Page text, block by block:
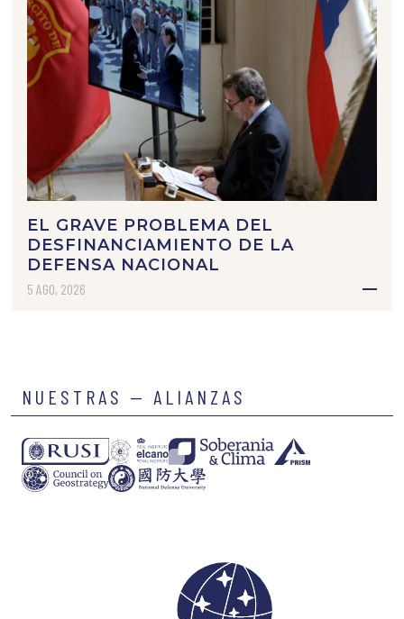
EL GRAVE PROBLEMA DEL
DESFINANCIAMIENTO DE LA
DEFENSA NACIONAL
5 AGO, 2026
NUESTRAS — ALIANZAS